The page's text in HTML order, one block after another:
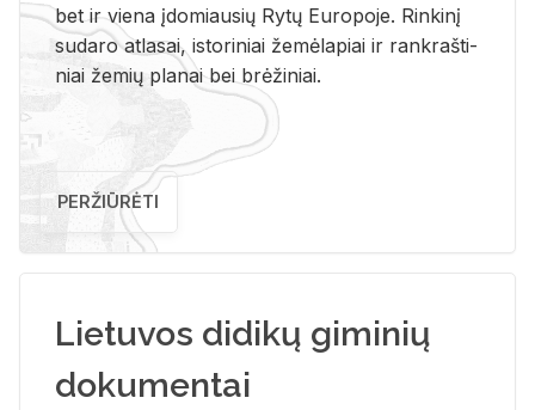
bet ir vie­na įdo­miau­sių Rytų Eu­ro­po­je. Rin­ki­nį
su­da­ro at­la­sai, is­to­ri­niai že­mė­la­piai ir rank­raš­ti­
niai že­mių pla­nai bei brė­ži­niai.
PERŽIŪRĖTI
Lietuvos didikų giminių
dokumentai